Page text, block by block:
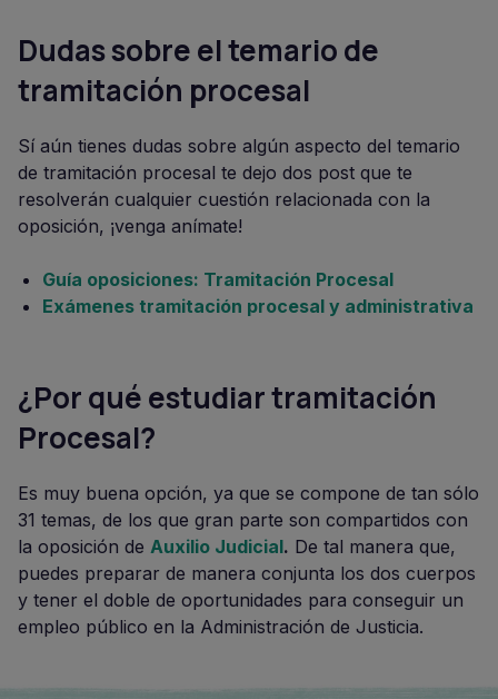
Dudas sobre el temario de
tramitación procesal
Sí aún tienes dudas sobre algún aspecto del temario
de tramitación procesal te dejo dos post que te
resolverán cualquier cuestión relacionada con la
oposición, ¡venga anímate!
Guía oposiciones: Tramitación Procesal
Exámenes tramitación procesal y administrativa
¿Por qué estudiar tramitación
Procesal?
Es muy buena opción, ya que se compone de tan sólo
31 temas, de los que gran parte son compartidos con
la oposición de Auxilio Judicial. De tal manera que,
puedes preparar de manera conjunta los dos cuerpos
y tener el doble de oportunidades para conseguir un
empleo público en la Administración de Justicia.